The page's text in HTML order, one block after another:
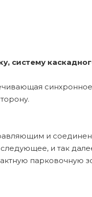
систему
и
и так
парковочную